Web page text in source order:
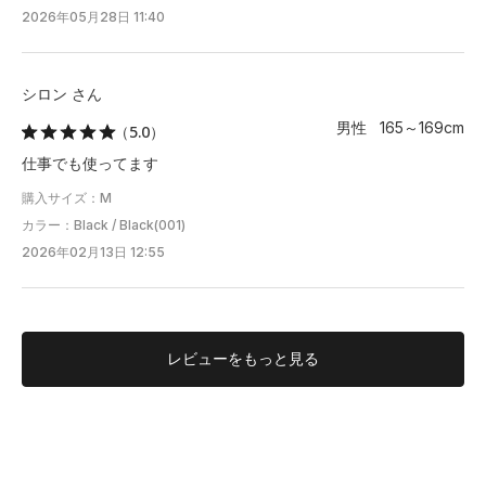
2026年05月28日 11:40
シロン さん
（5.0）
男性 165～169cm
仕事でも使ってます
購入サイズ：M
カラー：Black / Black(001)
2026年02月13日 12:55
レビューをもっと見る